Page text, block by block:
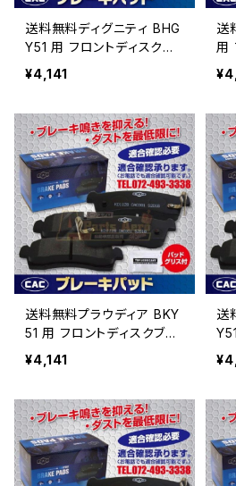
送料無料ディグニティ BHG
Y51 用 フロントディスクブ
レーキパッド左右 PA444
（ＣＡＣ）/専用グリス付
¥4,141
送
用 フロントディスクブレー
キ
送料無料プラウディア BKY
51 用 フロントディスクブレ
ーキパッド左右 PA444
（ＣＡＣ）/専用グリス付
¥4,141
送
Y51 用 フロ
レ